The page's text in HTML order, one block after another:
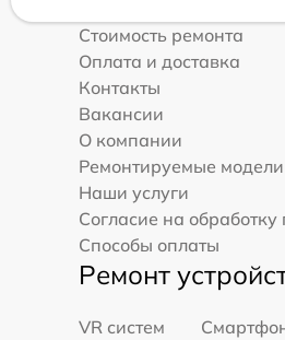
Стоимость ремонта
Оплата и доставка
Контакты
Вакансии
О компании
Ремонтируемые модели
Наши услуги
Согласие на
Способы оплаты
Ремонт
VR систем